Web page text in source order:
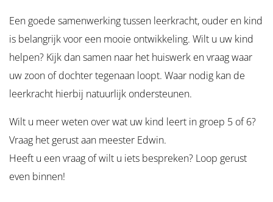
Een goede samenwerking tussen leerkracht, ouder en kind
is belangrijk voor een mooie ontwikkeling. Wilt u uw kind
helpen? Kijk dan samen naar het huiswerk en vraag waar
uw zoon of dochter tegenaan loopt. Waar nodig kan de
leerkracht hierbij natuurlijk ondersteunen.
Wilt u meer weten over wat uw kind leert in groep 5 of 6?
Vraag het gerust aan meester Edwin.
Heeft u een vraag of wilt u iets bespreken? Loop gerust
even binnen!